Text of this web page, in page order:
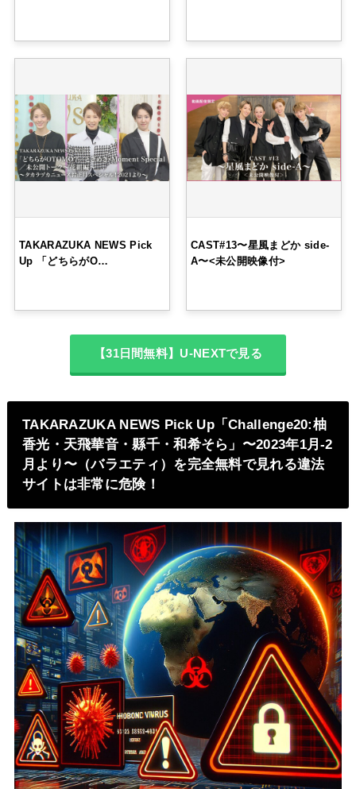
TAKARAZUKA NEWS Pick
Up 「どちらがO…
CAST#13〜星風まどか side-
A〜<未公開映像付>
【31日間無料】U-NEXTで見る
TAKARAZUKA NEWS Pick Up「Challenge20:柚
香光・天飛華音・縣千・和希そら」〜2023年1月-2
月より〜（バラエティ）を完全無料で見れる違法
サイトは非常に危険！